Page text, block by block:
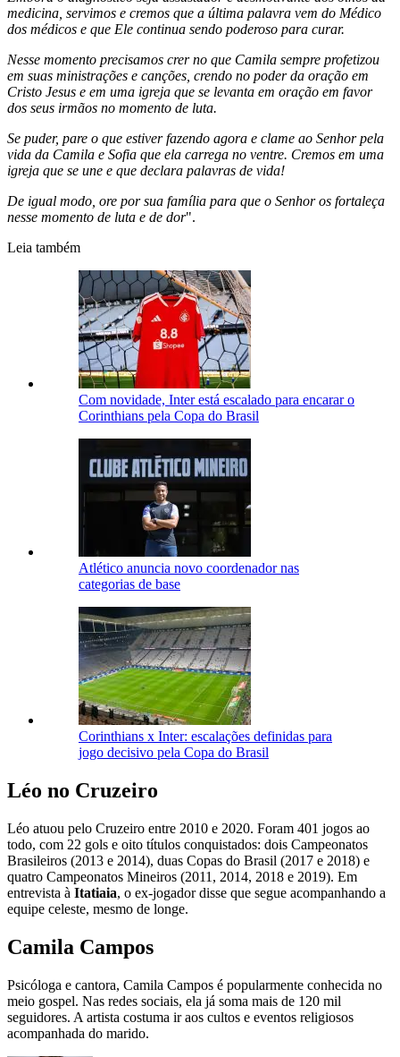
medicina, servimos e cremos que a última palavra vem do Médico
dos médicos e que Ele continua sendo poderoso para curar.
Nesse momento precisamos crer no que Camila sempre profetizou
em suas ministrações e canções, crendo no poder da oração em
Cristo Jesus e em uma igreja que se levanta em oração em favor
dos seus irmãos no momento de luta.
Se puder, pare o que estiver fazendo agora e clame ao Senhor pela
vida da Camila e Sofia que ela carrega no ventre. Cremos em uma
igreja que se une e que declara palavras de vida!
De igual modo, ore por sua família para que o Senhor os fortaleça
nesse momento de luta e de dor".
Leia também
Com novidade, Inter está escalado para encarar o
Corinthians pela Copa do Brasil
Atlético anuncia novo coordenador nas
categorias de base
Corinthians x Inter: escalações definidas para
jogo decisivo pela Copa do Brasil
Léo no Cruzeiro
Léo atuou pelo Cruzeiro entre 2010 e 2020. Foram 401 jogos ao
todo, com 22 gols e oito títulos conquistados: dois Campeonatos
Brasileiros (2013 e 2014), duas Copas do Brasil (2017 e 2018) e
quatro Campeonatos Mineiros (2011, 2014, 2018 e 2019). Em
entrevista à Itatiaia, o ex-jogador disse que segue acompanhando a
equipe celeste, mesmo de longe.
Camila Campos
Psicóloga e cantora, Camila Campos é popularmente conhecida no
meio gospel. Nas redes sociais, ela já soma mais de 120 mil
seguidores. A artista costuma ir aos cultos e eventos religiosos
acompanhada do marido.